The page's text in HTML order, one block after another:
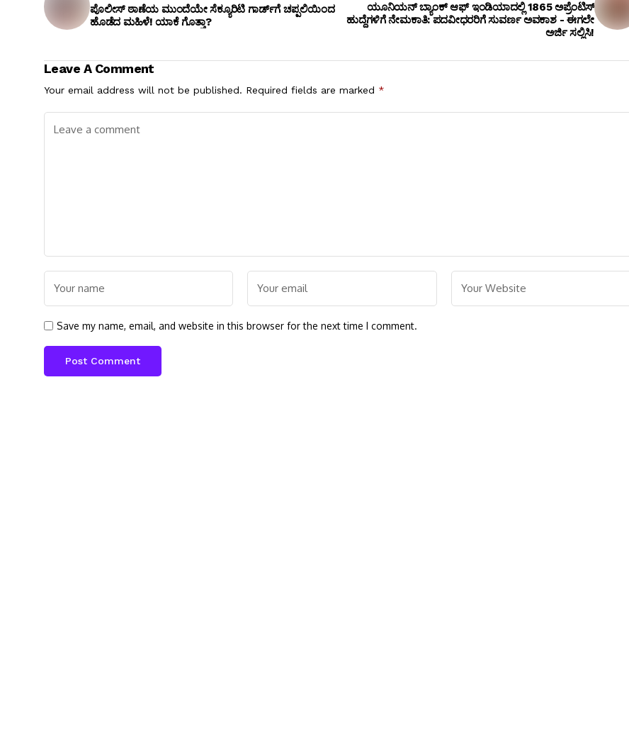
ಪೊಲೀಸ್ ಠಾಣೆಯ ಮುಂದೆಯೇ ಸೆಕ್ಯೂರಿಟಿ ಗಾರ್ಡ್‌ಗೆ ಚಪ್ಪಲಿಯಿಂದ
ಹೊಡೆದ ಮಹಿಳೆ! ಯಾಕೆ ಗೊತ್ತಾ?
ಯೂನಿಯನ್ ಬ್ಯಾಂಕ್ ಆಫ್ ಇಂಡಿಯಾದಲ್ಲಿ 1865 ಅಪ್ರೆಂಟಿಸ್
ಹುದ್ದೆಗಳಿಗೆ ನೇಮಕಾತಿ: ಪದವೀಧರರಿಗೆ ಸುವರ್ಣ ಅವಕಾಶ - ಈಗಲೇ
ಅರ್ಜಿ ಸಲ್ಲಿಸಿ!
Leave A Comment
Your email address will not be published. Required fields are marked *
Save my name, email, and website in this browser for the next time I comment.